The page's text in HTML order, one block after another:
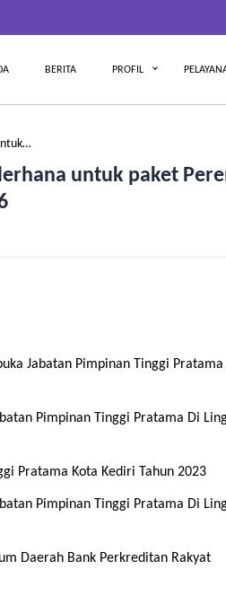
BERITA PROFIL
untuk paket
Jabatan Pimpinan Tinggi
Pimpinan Tinggi Pratama Di
Pratama Kota Kediri Tahun 2023
Pimpinan Tinggi Pratama Di
Daerah Bank Perkreditan Rakyat